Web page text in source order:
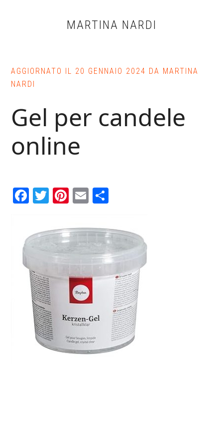
MARTINA NARDI
AGGIORNATO IL 20 GENNAIO 2024 DA MARTINA
NARDI
Gel per candele
online
Facebook
TwitterPinterest
Email